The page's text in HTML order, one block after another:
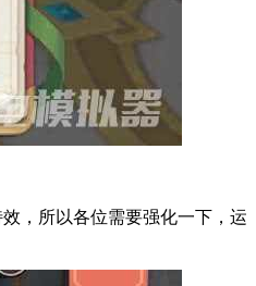
，所以各位需要强化一下，运